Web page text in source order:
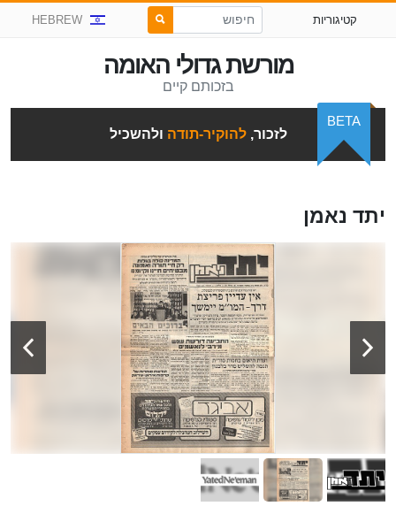
קטיגוריות HEBREW
מורשת גדולי האומה
בזכותם קיים
לזכור,להוקיר-תודה ולהשכיל
BETA
יתד נאמן